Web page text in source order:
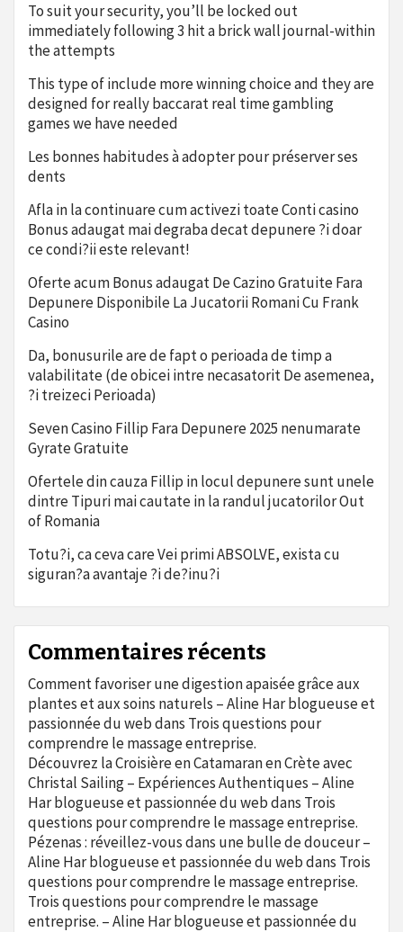
To suit your security, you’ll be locked out
immediately following 3 hit a brick wall journal-within
the attempts
This type of include more winning choice and they are
designed for really baccarat real time gambling
games we have needed
Les bonnes habitudes à adopter pour préserver ses
dents
Afla in la continuare cum activezi toate Conti casino
Bonus adaugat mai degraba decat depunere ?i doar
ce condi?ii este relevant!
Oferte acum Bonus adaugat De Cazino Gratuite Fara
Depunere Disponibile La Jucatorii Romani Cu Frank
Casino
Da, bonusurile are de fapt o perioada de timp a
valabilitate (de obicei intre necasatorit De asemenea,
?i treizeci Perioada)
Seven Casino Fillip Fara Depunere 2025 nenumarate
Gyrate Gratuite
Ofertele din cauza Fillip in locul depunere sunt unele
dintre Tipuri mai cautate in la randul jucatorilor Out
of Romania
Totu?i, ca ceva care Vei primi ABSOLVE, exista cu
siguran?a avantaje ?i de?inu?i
Commentaires récents
Comment favoriser une digestion apaisée grâce aux
plantes et aux soins naturels – Aline Har blogueuse et
passionnée du webdans Trois questions pour
comprendre le massage entreprise.
Découvrez la Croisière en Catamaran en Crète avec
Christal Sailing – Expériences Authentiques – Aline
Har blogueuse et passionnée du webdans Trois
questions pour comprendre le massage entreprise.
Pézenas : réveillez-vous dans une bulle de douceur –
Aline Har blogueuse et passionnée du webdans Trois
questions pour comprendre le massage entreprise.
Trois questions pour comprendre le massage
entreprise. – Aline Har blogueuse et passionnée du